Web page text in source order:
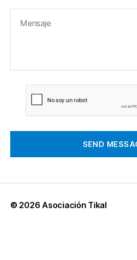
SEND
© 2026Asociación Tikal